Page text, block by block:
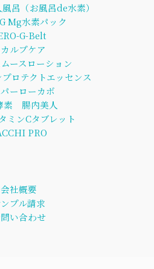
呂（お風呂de水素）
Mg水素パック
G-Belt
ルプケア
ースローション
ロテクトエッセンス
ーローカボ
素 腸内美人
ミンCタブレット
PRO
会社概要
プル請求
い合わせ